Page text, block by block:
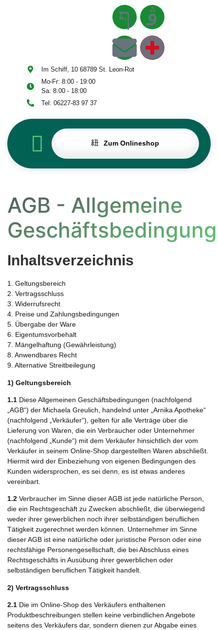
Im Schiff, 10 68789 St. Leon-Rot
Mo-Fr: 8:00 - 19:00
Sa: 8:00 - 18:00
Tel: 06227-83 97 37
Zum Onlineshop
AGB - Allgemeine
Inhaltsverzeichnis
1. Geltungsbereich
2. Vertragsschluss
3. Widerrufsrecht
4. Preise und Zahlungsbedingungen
5. Übergabe der Ware
6. Eigentumsvorbehalt
7. Mängelhaftung (Gewährleistung)
8. Anwendbares Recht
9. Alternative Streitbeilegung
1) Geltungsbereich
1.1 Diese Allgemeinen Geschäftsbedingungen (nachfolgend
„AGB“) der Michaela Greulich, handelnd unter „Arnika Apotheke“
(nachfolgend „Verkäufer“), gelten für alle Verträge über die
Lieferung von Waren, die ein Verbraucher oder Unternehmer
(nachfolgend „Kunde“) mit dem Verkäufer hinsichtlich der vom
Verkäufer in seinem Online-Shop dargestellten Waren abschließt.
Hiermit wird der Einbeziehung von eigenen Bedingungen des
Kunden widersprochen, es sei denn, es ist etwas anderes
vereinbart.
1.2 Verbraucher im Sinne dieser AGB ist jede natürliche Person,
die ein Rechtsgeschäft zu Zwecken abschließt, die überwiegend
weder ihrer gewerblichen noch ihrer selbständigen beruflichen
Tätigkeit zugerechnet werden können. Unternehmer im Sinne
dieser AGB ist eine natürliche oder juristische Person oder eine
rechtsfähige Personengesellschaft, die bei Abschluss eines
Rechtsgeschäfts in Ausübung ihrer gewerblichen oder
selbständigen beruflichen Tätigkeit handelt.
2) Vertragsschluss
2.1 Die im Online-Shop des Verkäufers enthaltenen
Produktbeschreibungen stellen keine verbindlichen Angebote
seitens des Verkäufers dar, sondern dienen zur Abgabe eines